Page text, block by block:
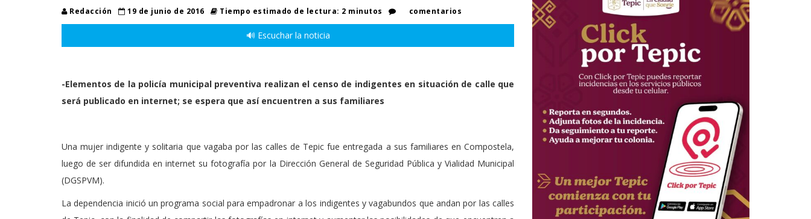
Redacción 19 de junio de 2016 Tiempo estimado de lectura: 2 minutos comentarios
🔊 Escuchar la noticia
-Elementos de la policía municipal preventiva realizan el censo de indigentes en situación de calle que
será publicado en internet; se espera que así encuentren a sus familiares
Una mujer indigente y solitaria que vagaba por las calles de Tepic fue entregada a sus familiares en Compostela,
luego de ser difundida en internet su fotografía por la Dirección General de Seguridad Pública y Vialidad Municipal
(DGSPVM).
La dependencia inició un programa social para empadronar a los indigentes y vagabundos que andan por las calles